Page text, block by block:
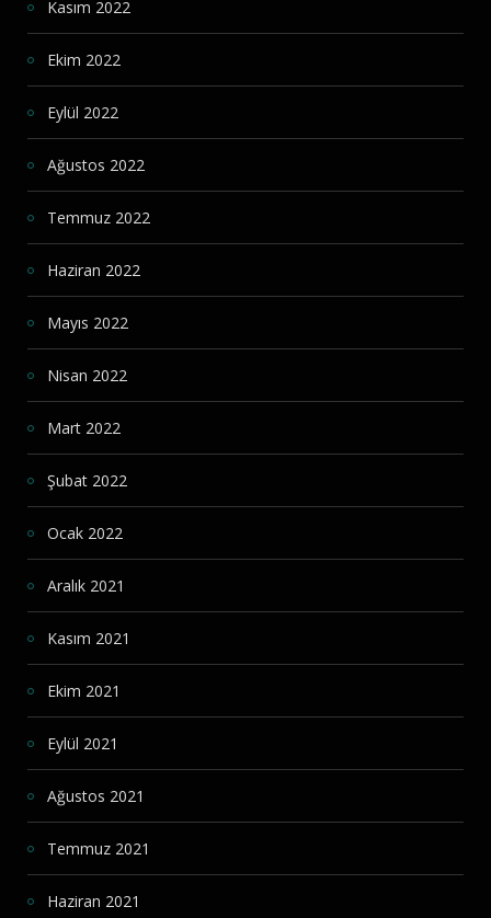
Kasım 2022
Ekim 2022
Eylül 2022
Ağustos 2022
Temmuz 2022
Haziran 2022
Mayıs 2022
Nisan 2022
Mart 2022
Şubat 2022
Ocak 2022
Aralık 2021
Kasım 2021
Ekim 2021
Eylül 2021
Ağustos 2021
Temmuz 2021
Haziran 2021